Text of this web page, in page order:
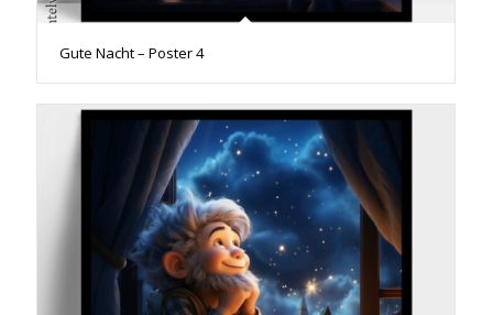
Gute Nacht – Poster 4